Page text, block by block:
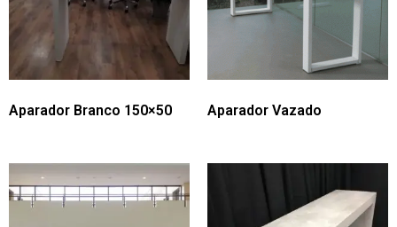
Aparador Branco 150×50 Aparador Vazado